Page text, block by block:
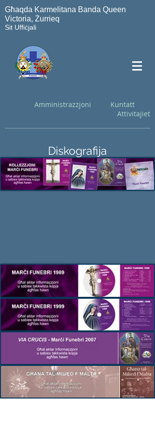
Għaqda Karmelitana Banda Queen
Victoria, Żurrieq
Sit Uffiċjali
Amministrazzjoni
Kuntatt
Attivitajiet
Diskografija